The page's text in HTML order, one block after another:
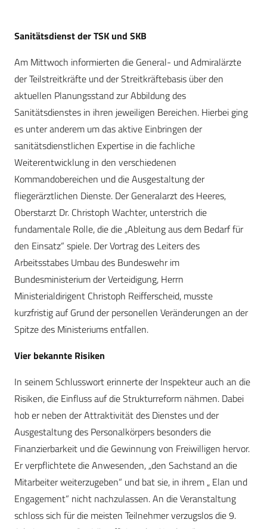
Sanitätsdienst der TSK und SKB
Am Mittwoch informierten die General- und Admiralärzte
der Teilstreitkräfte und der Streitkräftebasis über den
aktuellen Planungsstand zur Abbildung des
Sanitätsdienstes in ihren jeweiligen Bereichen. Hierbei ging
es unter anderem um das aktive Einbringen der
sanitätsdienstlichen Expertise in die fachliche
Weiterentwicklung in den verschiedenen
Kommandobereichen und die Ausgestaltung der
fliegerärztlichen Dienste. Der Generalarzt des Heeres,
Oberstarzt Dr. Christoph Wachter, unterstrich die
fundamentale Rolle, die die „Ableitung aus dem Bedarf für
den Einsatz“ spiele. Der Vortrag des Leiters des
Arbeitsstabes Umbau des Bundeswehr im
Bundesministerium der Verteidigung, Herrn
Ministerialdirigent Christoph Reifferscheid, musste
kurzfristig auf Grund der personellen Veränderungen an der
Spitze des Ministeriums entfallen.
Vier bekannte Risiken
In seinem Schlusswort erinnerte der Inspekteur auch an die
Risiken, die Einfluss auf die Strukturreform nähmen. Dabei
hob er neben der Attraktivität des Dienstes und der
Ausgestaltung des Personalkörpers besonders die
Finanzierbarkeit und die Gewinnung von Freiwilligen hervor.
Er verpflichtete die Anwesenden, „den Sachstand an die
Mitarbeiter weiterzugeben“ und bat sie, in ihrem „ Elan und
Engagement“ nicht nachzulassen. An die Veranstaltung
schloss sich für die meisten Teilnehmer verzugslos die 9.